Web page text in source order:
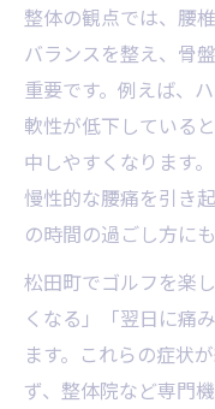
違和感の正
慢性腰痛に
ゴルフ後
整体と他施
快適なゴルフ
腰痛予防ス
ゴルフ前
整体で変わ
腰痛知らず
松田町で整
整体の観点では、腰
バランスを整え、骨
重要です。例えば、
軟性が低下している
中しやすくなります
慢性的な腰痛を引き
の時間の過ごし方に
松田町でゴルフを楽
くなる」「翌日に痛
ます。これらの症状
ず、整体院など専門